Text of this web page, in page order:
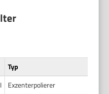
Typ
Exzenterpolierer